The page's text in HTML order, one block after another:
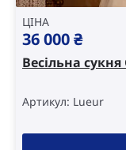
ЦІНА
36 000₴
Весільна
Артикул: Lueur